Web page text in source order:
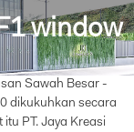
window
home,
Sawah Besar -
dikukuhkan secara
PT. Jaya Kreasi